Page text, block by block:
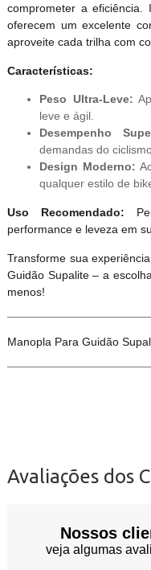
comprometer a
oferecem um excelente
aproveite cada trilha com
Características:
Peso Ultra-Leve:
leve e ágil.
Desempenho
demandas do
Design Moderno:
qualquer estilo de
Uso Recomendado:
performance e leveza em
Transforme sua
Guidão Supalite – a
menos!
Manopla Para Guidão
Avaliações dos
Nossos
veja algumas